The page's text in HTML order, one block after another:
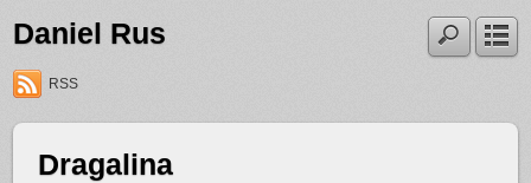
Daniel Rus
RSS
Dragalina